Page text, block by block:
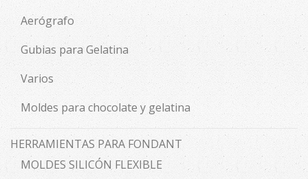
Aerógrafo
Gubias para Gelatina
Varios
Moldes para chocolate y gelatina
HERRAMIENTAS PARA FONDANT
MOLDES SILICÓN FLEXIBLE